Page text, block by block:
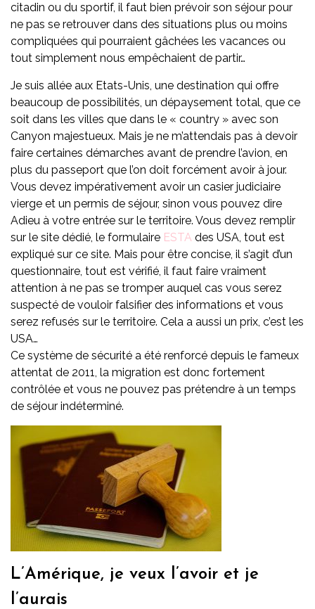
citadin ou du sportif, il faut bien prévoir son séjour pour
ne pas se retrouver dans des situations plus ou moins
compliquées qui pourraient gâchées les vacances ou
tout simplement nous empêchaient de partir…
Je suis allée aux Etats-Unis, une destination qui offre
beaucoup de possibilités, un dépaysement total, que ce
soit dans les villes que dans le « country » avec son
Canyon majestueux. Mais je ne m’attendais pas à devoir
faire certaines démarches avant de prendre l’avion, en
plus du passeport que l’on doit forcément avoir à jour.
Vous devez impérativement avoir un casier judiciaire
vierge et un permis de séjour, sinon vous pouvez dire
Adieu à votre entrée sur le territoire. Vous devez remplir
sur le site dédié, le formulaire ESTA des USA, tout est
expliqué sur ce site. Mais pour être concise, il s’agit d’un
questionnaire, tout est vérifié, il faut faire vraiment
attention à ne pas se tromper auquel cas vous serez
suspecté de vouloir falsifier des informations et vous
serez refusés sur le territoire. Cela a aussi un prix, c’est les
USA…
Ce système de sécurité a été renforcé depuis le fameux
attentat de 2011, la migration est donc fortement
contrôlée et vous ne pouvez pas prétendre à un temps
de séjour indéterminé.
L’Amérique, je veux l’avoir et je
l’aurais